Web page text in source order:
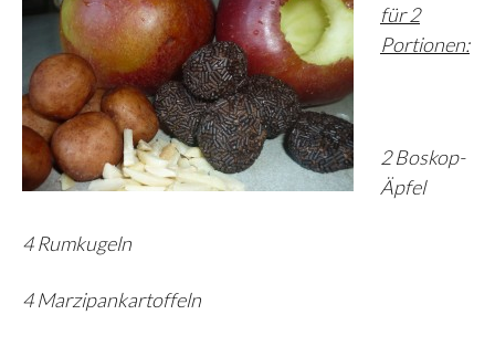
für 2
Portionen:
2 Boskop-
Äpfel
4 Rumkugeln
4 Marzipankartoffeln